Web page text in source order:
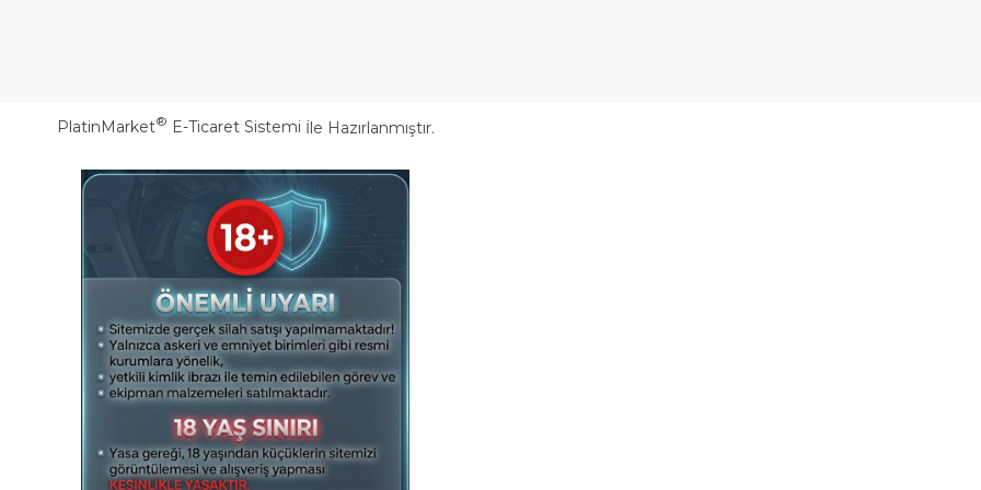
PlatinMarket® E-Ticaret Sistemi İle Hazırlanmıştır.